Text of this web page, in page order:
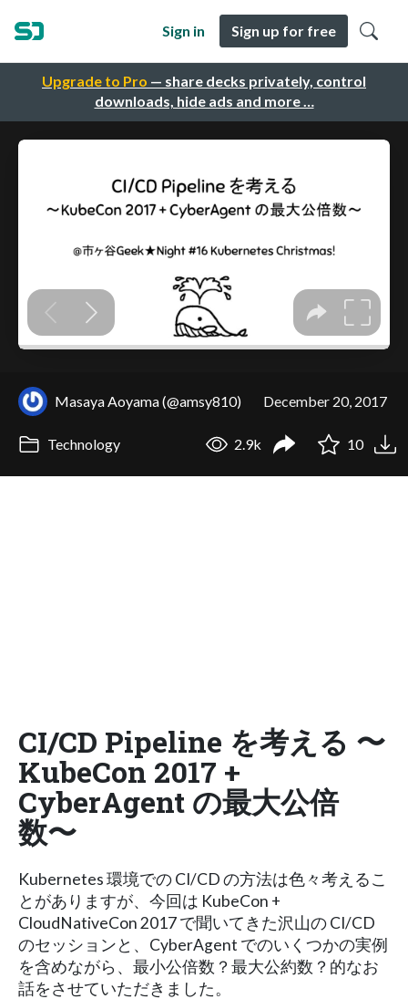
Upgrade to Pro — share decks privately, control
downloads, hide ads and more …
Sign in Sign up for free
Masaya Aoyama (@amsy810) December 20, 2017
Technology 2.9k 10
CI/CD Pipeline を考える 〜
KubeCon 2017 +
CyberAgent の最大公倍
数〜
Kubernetes 環境での CI/CD の方法は色々考えるこ
とがありますが、今回は KubeCon +
CloudNativeCon 2017 で聞いてきた沢山の CI/CD
のセッションと、CyberAgent でのいくつかの実例
を含めながら、最小公倍数？最大公約数？的なお
話をさせていただきました。